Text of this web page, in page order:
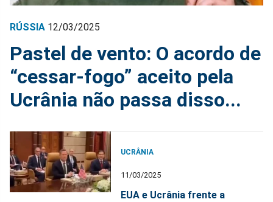
RÚSSIA 12/03/2025
Pastel de vento: O acordo de
“cessar-fogo” aceito pela
Ucrânia não passa disso...
UCRÂNIA
11/03/2025
EUA e Ucrânia frente a